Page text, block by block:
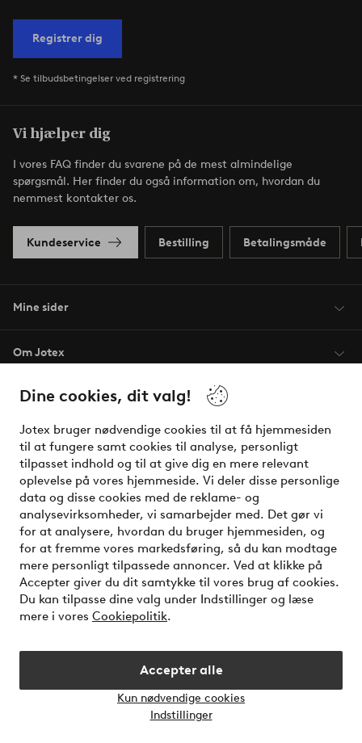
Dine cookies, dit valg!
Jotex bruger nødvendige cookies til at få hjemmesiden
til at fungere samt cookies til analyse, personligt
tilpasset indhold og til at give dig en mere relevant
oplevelse på vores hjemmeside. Vi deler disse personlige
data og disse cookies med de reklame- og
analysevirksomheder, vi samarbejder med. Det gør vi
for at analysere, hvordan du bruger hjemmesiden, og
for at fremme vores markedsføring, så du kan modtage
mere personligt tilpassede annoncer. Ved at klikke på
Accepter giver du dit samtykke til vores brug af cookies.
Du kan tilpasse dine valg under Indstillinger og læse
mere i vores Cookiepolitik.
Accepter alle
Kun nødvendige cookies
Indstillinger
Registrer dig
* Se tilbudsbetingelser ved registrering
Vi hjælper dig
I vores FAQ finder du svarene på de mest almindelige
spørgsmål. Her finder du også information om, hvordan du
nemmest kontakter os.
Kundeservice Bestilling Betalingsmåde
Mine sider
Om Jotex
Vilkår
Venner
Sikre betalinger - betal nu eller del op
Vil du vide mere om vores betalingsmuligheder?
elpy